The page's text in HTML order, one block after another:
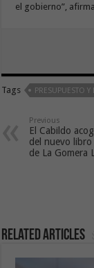
el gobierno”,
Tags PRESUPUESTO
Previous
El Cabildo
del nuevo
de La Gomera
Related Articles